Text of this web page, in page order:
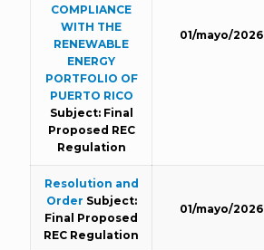
COMPLIANCE
WITH THE
RENEWABLE
ENERGY
PORTFOLIO OF
PUERTO RICO
Subject: Final
Proposed REC
Regulation
01/mayo/2026
Resolution and
Order Subject:
Final Proposed
REC Regulation
01/mayo/2026